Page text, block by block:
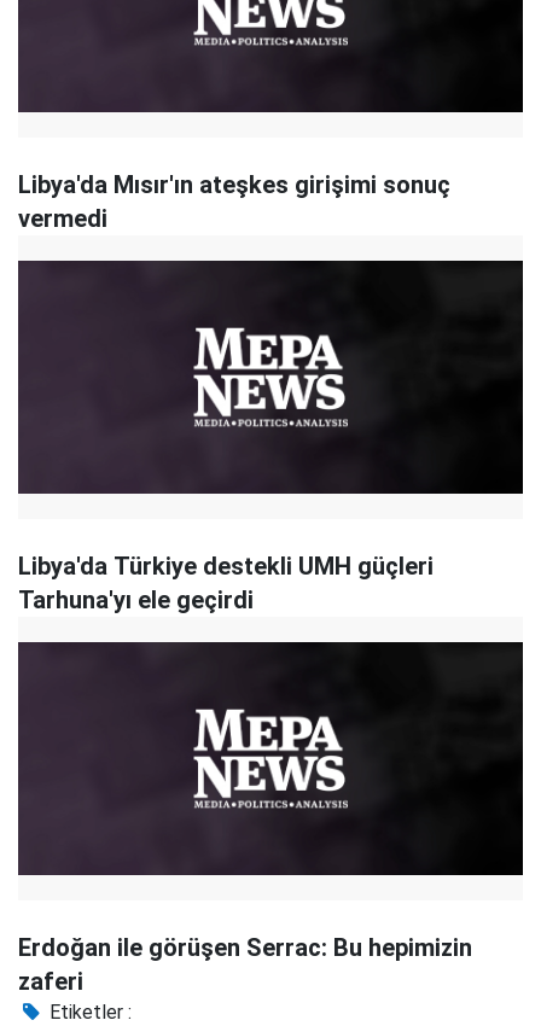
Libya'da Mısır'ın ateşkes girişimi sonuç
vermedi
Libya'da Türkiye destekli UMH güçleri
Tarhuna'yı ele geçirdi
Erdoğan ile görüşen Serrac: Bu hepimizin
zaferi
Etiketler :